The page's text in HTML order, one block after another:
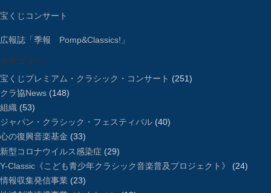
宝くじコンサート
広報誌「季報 Pomp&Classics!」
カテゴリー
宝くじプレミアム・クラシック・コンサート (251)
クラ協News (148)
組織 (53)
ジャパン・クラシック・フェスティバル (40)
心の復興音楽基金 (33)
新型コロナウイルス感染症 (29)
Y-Classic《こども青少年クラシック音楽普及プロジェクト》
(24)
情報収集発信事業 (23)